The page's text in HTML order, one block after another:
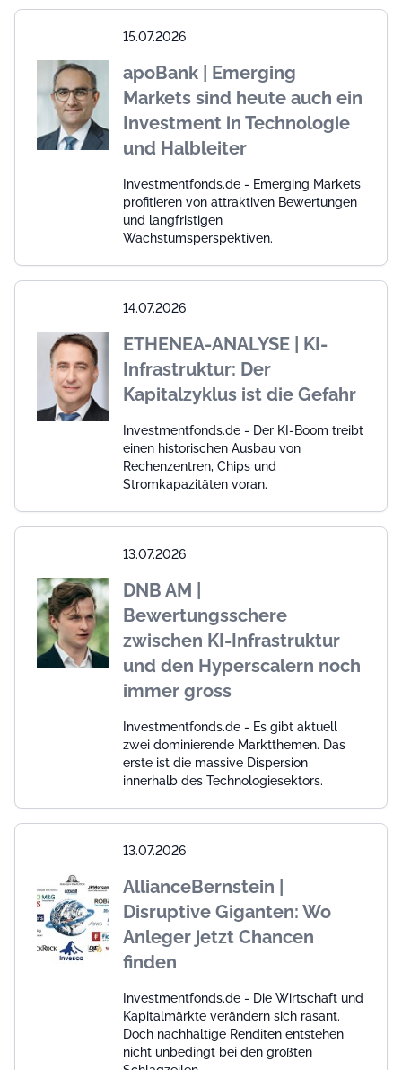
15.07.2026
apoBank | Emerging
Markets sind heute auch ein
Investment in Technologie
und Halbleiter
Investmentfonds.de - Emerging Markets
profitieren von attraktiven Bewertungen
und langfristigen
Wachstumsperspektiven.
14.07.2026
ETHENEA-ANALYSE | KI-
Infrastruktur: Der
Kapitalzyklus ist die Gefahr
Investmentfonds.de - Der KI-Boom treibt
einen historischen Ausbau von
Rechenzentren, Chips und
Stromkapazitäten voran.
13.07.2026
DNB AM |
Bewertungsschere
zwischen KI-Infrastruktur
und den Hyperscalern noch
immer gross
Investmentfonds.de - Es gibt aktuell
zwei dominierende Marktthemen. Das
erste ist die massive Dispersion
innerhalb des Technologiesektors.
13.07.2026
AllianceBernstein |
Disruptive Giganten: Wo
Anleger jetzt Chancen
finden
Investmentfonds.de - Die Wirtschaft und
Kapitalmärkte verändern sich rasant.
Doch nachhaltige Renditen entstehen
nicht unbedingt bei den größten